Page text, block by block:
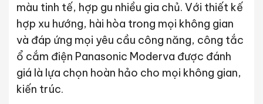
màu tinh tế, hợp gu nhiều gia chủ. Với thiết kế
hợp xu hướng, hài hòa trong mọi không gian
và đáp ứng mọi yêu cầu công năng, công tắc
ổ cắm điện Panasonic Moderva được đánh
giá là lựa chọn hoàn hảo cho mọi không gian,
kiến trúc.